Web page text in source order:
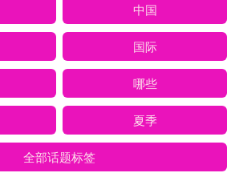
中国
国际
哪些
夏季
全部话题标签